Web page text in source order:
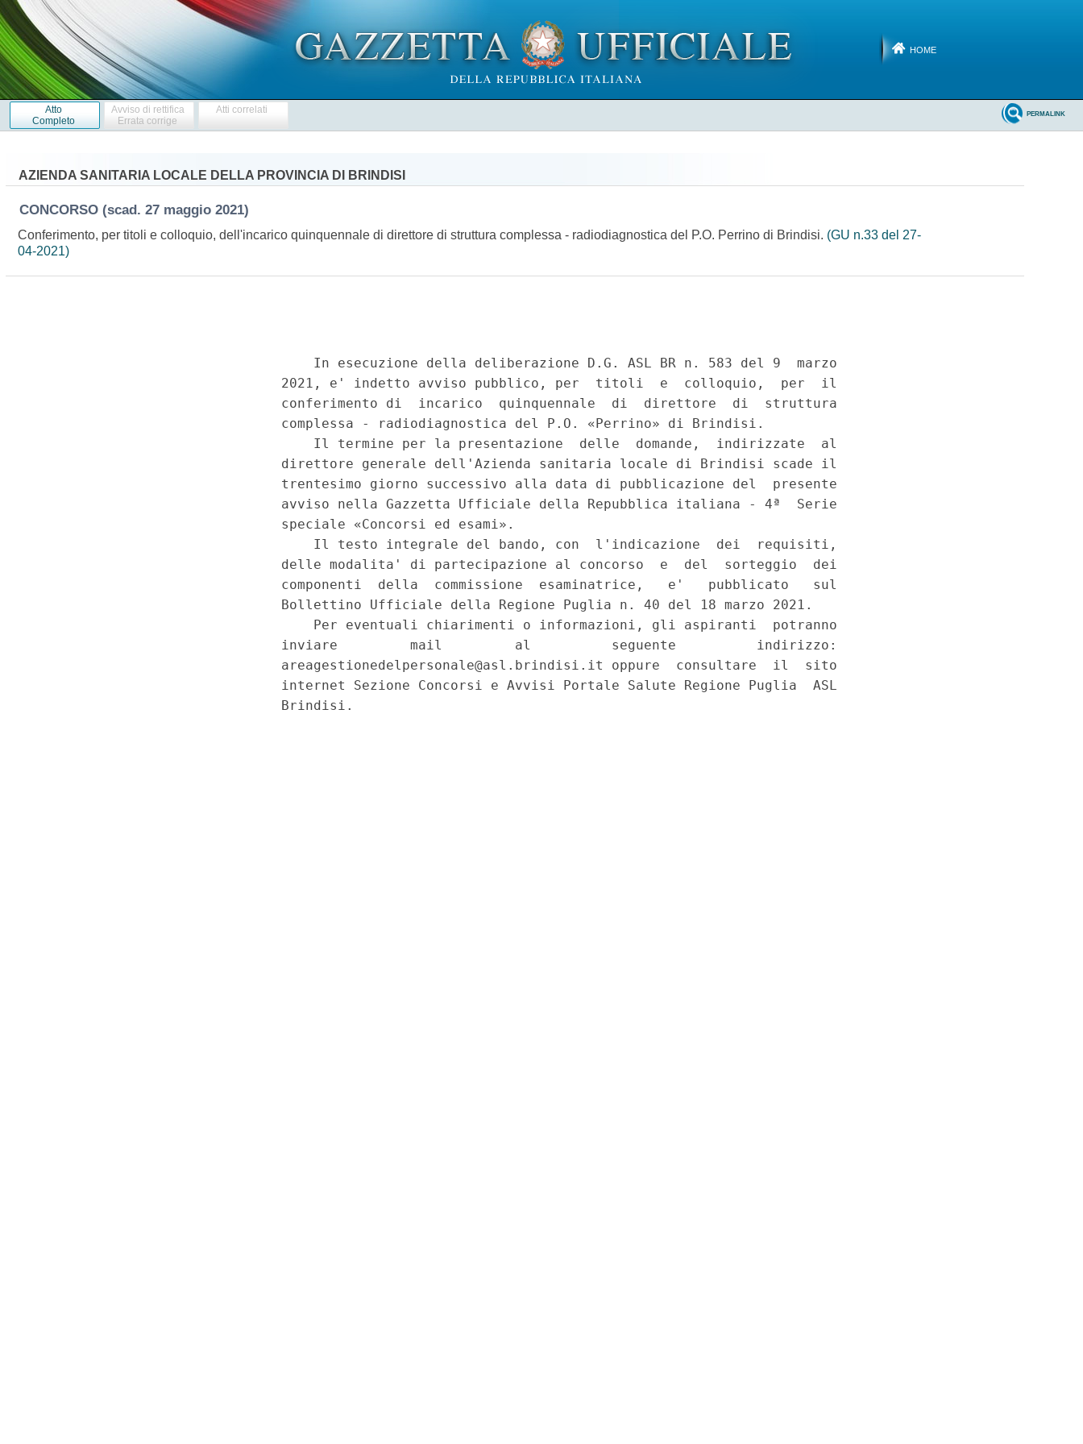
HOME
Atto
Completo
Avviso di rettifica
Errata corrige
Atti correlati PERMALINK
AZIENDA SANITARIA LOCALE DELLA PROVINCIA DI BRINDISI
CONCORSO (scad. 27 maggio 2021)
Conferimento, per titoli e colloquio, dell'incarico quinquennale di direttore di struttura complessa - radiodiagnostica del P.O. Perrino di Brindisi. (GU n.33 del 27-
04-2021)